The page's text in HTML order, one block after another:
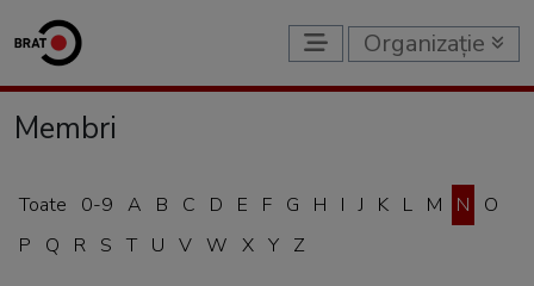
Organizație
Membri
Toate 0-9 A B C D E F G H I J K L M N
O
P
Q R S T U V W X Y Z